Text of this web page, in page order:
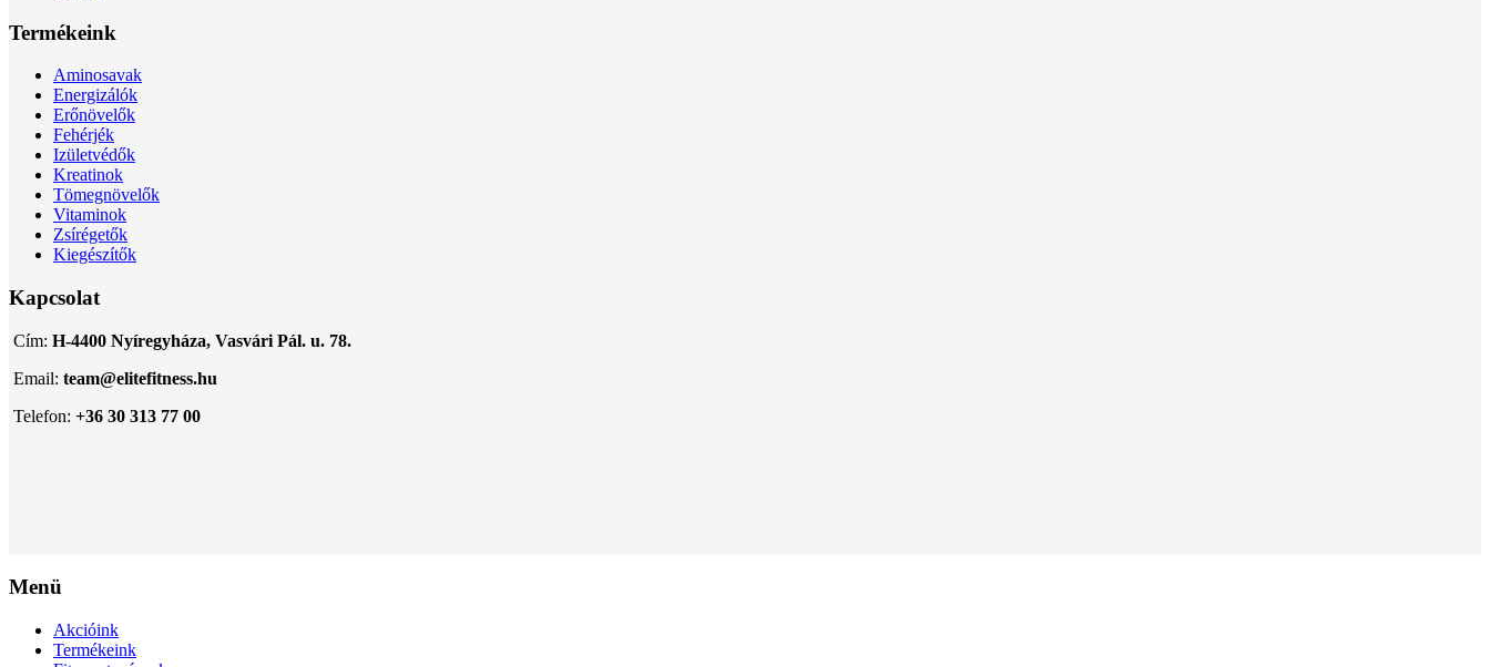
Termékeink
Aminosavak
Energizálók
Erőnövelők
Fehérjék
Izületvédők
Kreatinok
Tömegnövelők
Vitaminok
Zsírégetők
Kiegészítők
Kapcsolat
Cím: H-4400 Nyíregyháza, Vasvári Pál. u. 78.
Email: team@elitefitness.hu
Telefon: +36 30 313 77 00
Menü
Akcióink
Termékeink